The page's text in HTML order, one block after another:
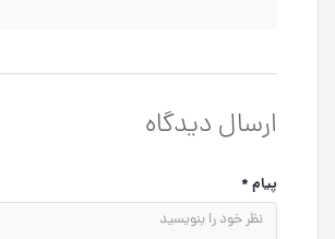
ارسال دیدگاه
پیام*